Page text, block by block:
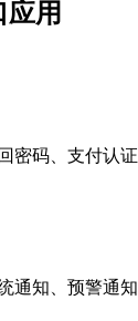
用
密码、支付认证
通知、预警通知